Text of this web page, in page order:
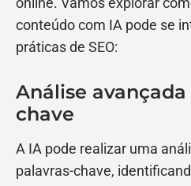
conteúdo com IA pode se
práticas de SEO:
Análise
chave
A IA pode realizar uma
palavras-chave,